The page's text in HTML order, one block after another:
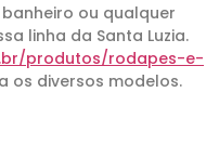
ou qualquer
linha da Santa Luzia.
produtos/rodapes-e-
os diversos modelos.